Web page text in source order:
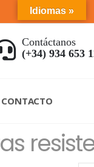
Contáctanos
(+34) 934 653
CONTACTO
Idiomas »